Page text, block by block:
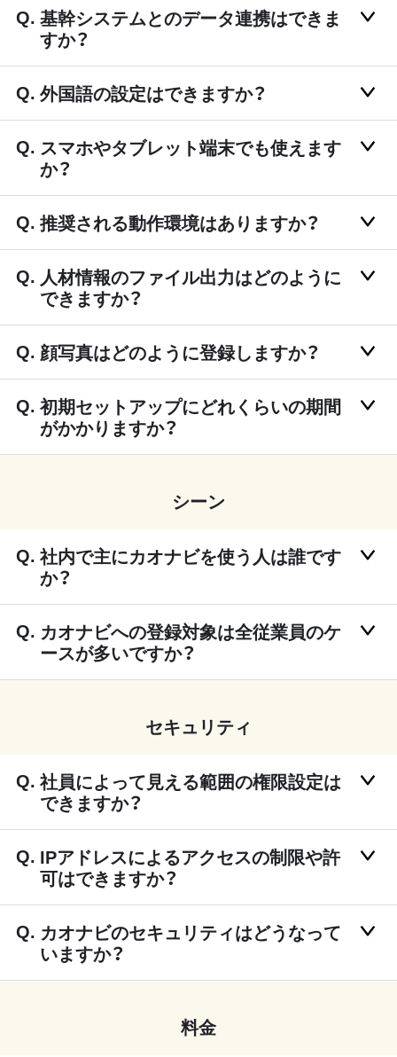
基幹システムとのデータ連携はできま
すか？
外国語の設定はできますか？
スマホやタブレット端末でも使えます
か？
推奨される動作環境はありますか？
人材情報のファイル出力はどのように
できますか？
顔写真はどのように登録しますか？
初期セットアップにどれくらいの期間
がかかりますか？
シーン
社内で主にカオナビを使う人は誰です
か？
カオナビへの登録対象は全従業員のケ
ースが多いですか？
セキュリティ
社員によって見える範囲の権限設定は
できますか？
IPアドレスによるアクセスの制限や許
可はできますか？
カオナビのセキュリティはどうなって
いますか？
料金